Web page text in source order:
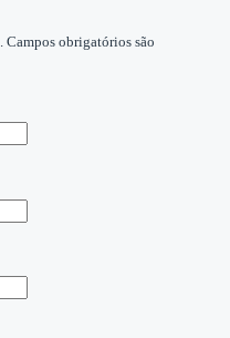
Campos obrigatórios são